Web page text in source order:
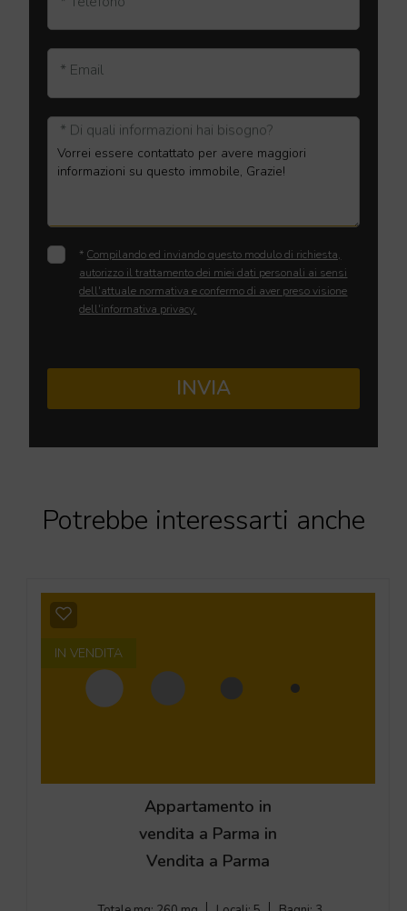
* Email
* Di quali informazioni hai bisogno?
* Compilando ed inviando questo modulo di richiesta,
autorizzo il trattamento dei miei dati personali ai sensi
dell'attuale normativa e confermo di aver preso visione
dell'informativa privacy.
INVIA
Potrebbe interessarti anche
IN VENDITA
Appartamento in
vendita a Parma in
Vendita a Parma